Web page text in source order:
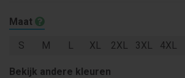
Maat
S M L XL 2XL 3XL 4XL
Bekijk andere kleuren